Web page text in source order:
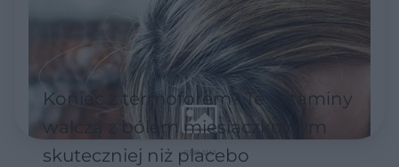
Koniec z termoforem? Te witaminy
walczą z bólem miesiączkowym
skuteczniej niż placebo